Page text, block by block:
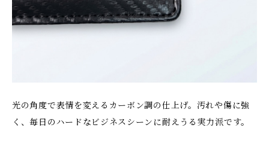
光の角度で表情を変えるカーボン調の仕上げ。汚れや傷に強
く、毎日のハードなビジネスシーンに耐えうる実力派です。